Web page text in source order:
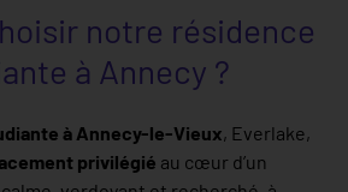
notre résidence
à Annecy ?
à Annecy-le-Vieux, Everlake,
privilégié au cœur d’un